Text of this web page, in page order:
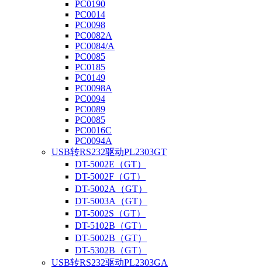
PC0190
PC0014
PC0098
PC0082A
PC0084/A
PC0085
PC0185
PC0149
PC0098A
PC0094
PC0089
PC0085
PC0016C
PC0094A
USB转RS232驱动PL2303GT
DT-5002E（GT）
DT-5002F（GT）
DT-5002A（GT）
DT-5003A（GT）
DT-5002S（GT）
DT-5102B（GT）
DT-5002B（GT）
DT-5302B（GT）
USB转RS232驱动PL2303GA